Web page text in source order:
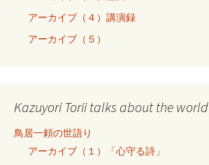
アーカイブ（４）講演録
アーカイブ（５）
Kazuyori Torii talks about the world
鳥居一頼の世語り
アーカイブ（１）「心守る詩」